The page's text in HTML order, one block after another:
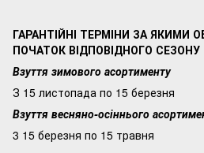
ГАРАНТІЙНІ ТЕРМІНИ ЗА ЯКИМИ
ПОЧАТОК ВІДПОВІДНОГО СЕЗОНУ
Взуття зимового асортименту
З 15 листопада по 15 березня
Взуття весняно-осіннього
3 15 березня по 15 травня